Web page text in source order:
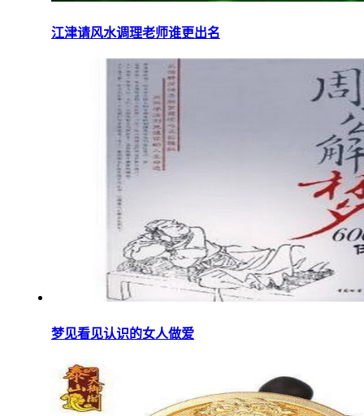
江津请风水调理老师谁更出名
梦见看见认识的女人做爱